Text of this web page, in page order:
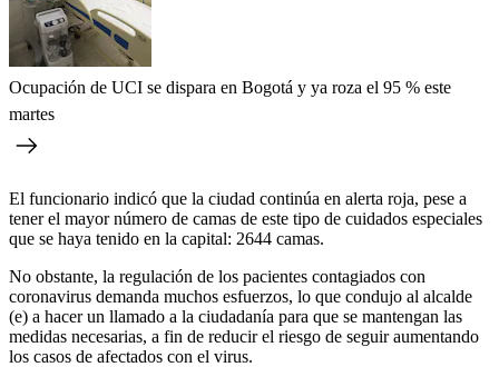
Ocupación de UCI se dispara en Bogotá y ya roza el 95 % este
martes
El funcionario indicó que la ciudad continúa en alerta roja, pese a
tener el mayor número de camas de este tipo de cuidados especiales
que se haya tenido en la capital: 2644 camas.
No obstante, la regulación de los pacientes contagiados con
coronavirus demanda muchos esfuerzos, lo que condujo al alcalde
(e) a hacer un llamado a la ciudadanía para que se mantengan las
medidas necesarias, a fin de reducir el riesgo de seguir aumentando
los casos de afectados con el virus.